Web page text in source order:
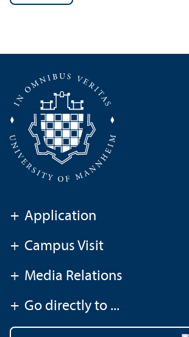
+ Application
+ Campus Visit
+ Media Relations
+ Go directly to ...